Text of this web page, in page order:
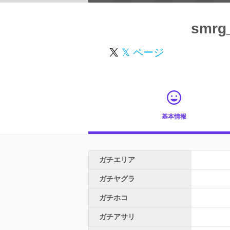
𝕏 ページ
基本情報
ガチエリア
ガチヤグラ
ガチホコ
ガチアサリ